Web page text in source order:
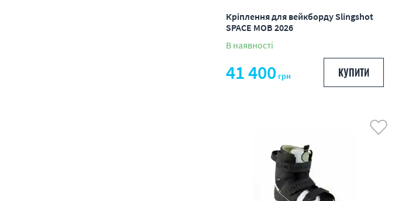
Кріплення для вейкборду Slingshot
SPACE MOB 2026
В наявності
41 400 грн КУПИТИ